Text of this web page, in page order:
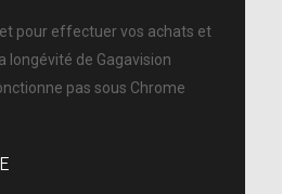
pour effectuer vos achats et
longévité de Gagavision
pas sous Chrome